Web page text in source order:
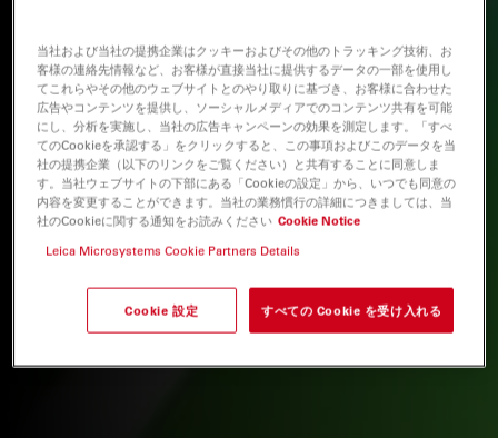
当社および当社の提携企業はクッキーおよびその他のトラッキング技術、お
客様の連絡先情報など、お客様が直接当社に提供するデータの一部を使用し
てこれらやその他のウェブサイトとのやり取りに基づき、お客様に合わせた
広告やコンテンツを提供し、ソーシャルメディアでのコンテンツ共有を可能
にし、分析を実施し、当社の広告キャンペーンの効果を測定します。「すべ
てのCookieを承認する」をクリックすると、この事項およびこのデータを当
社の提携企業（以下のリンクをご覧ください）と共有することに同意しま
す。当社ウェブサイトの下部にある「Cookieの設定」から、いつでも同意の
内容を変更することができます。当社の業務慣行の詳細につきましては、当
社のCookieに関する通知をお読みください Cookie Notice
Leica Microsystems Cookie Partners Details
Cookie 設定 すべての Cookie を受け入れる